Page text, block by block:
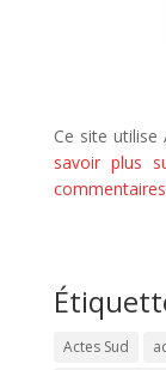
Ce site utilise
savoir plus
Actes Sud